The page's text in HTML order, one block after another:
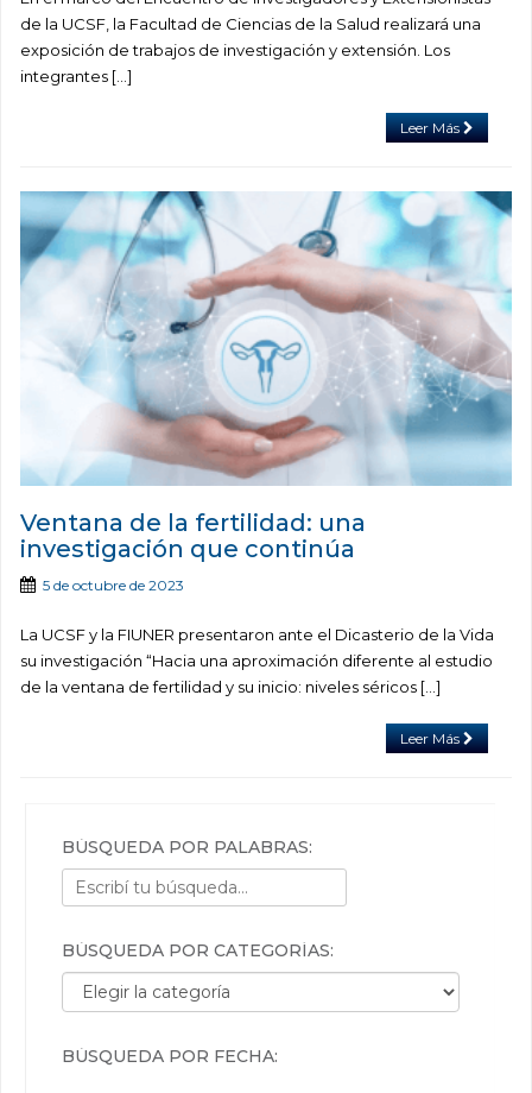
de la UCSF, la Facultad de Ciencias de la Salud realizará una
exposición de trabajos de investigación y extensión. Los
integrantes […]
Leer Más
Ventana de la fertilidad: una
investigación que continúa
5 de octubre de 2023
La UCSF y la FIUNER presentaron ante el Dicasterio de la Vida
su investigación “Hacia una aproximación diferente al estudio
de la ventana de fertilidad y su inicio: niveles séricos […]
Leer Más
BÚSQUEDA POR PALABRAS:
BÚSQUEDA POR CATEGORÍAS:
Búsqueda por categorías:
BÚSQUEDA POR FECHA: